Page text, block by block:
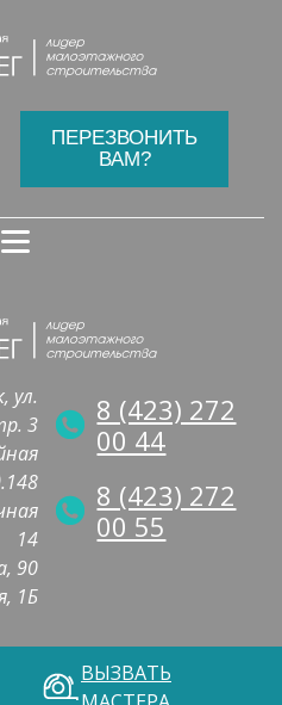
ПЕРЕЗВОНИТЬ
ВАМ?
ул.
3
14
90
1Б
8 (423) 272
00 44
8 (423) 272
00 55
ВЫЗВАТЬ